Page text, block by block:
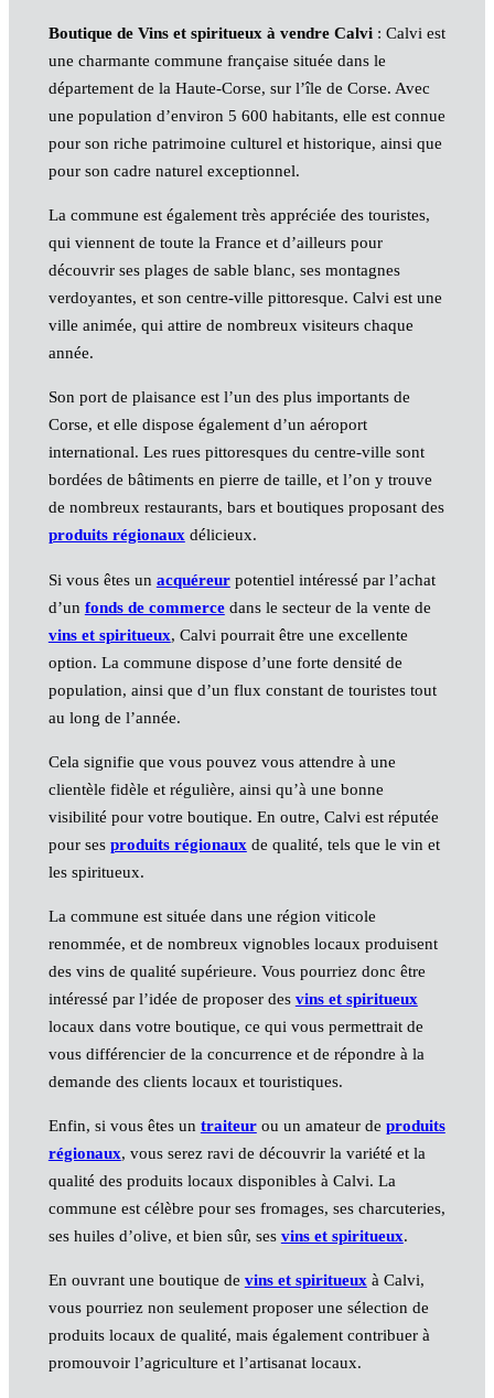
Boutique de Vins et spiritueux à vendre Calvi: Calvi est
une charmante commune française située dans le
département de la Haute-Corse, sur l’île de Corse. Avec
une population d’environ 5 600 habitants, elle est connue
pour son riche patrimoine culturel et historique, ainsi que
pour son cadre naturel exceptionnel.
La commune est également très appréciée des touristes,
qui viennent de toute la France et d’ailleurs pour
découvrir ses plages de sable blanc, ses montagnes
verdoyantes, et son centre-ville pittoresque. Calvi est une
ville animée, qui attire de nombreux visiteurs chaque
année.
Son port de plaisance est l’un des plus importants de
Corse, et elle dispose également d’un aéroport
international. Les rues pittoresques du centre-ville sont
bordées de bâtiments en pierre de taille, et l’on y trouve
de nombreux restaurants, bars et boutiques proposant des
produits régionauxdélicieux.
Si vous êtes un acquéreurpotentiel intéressé par l’achat
d’un fonds de commercedans le secteur de la vente de
vins et spiritueux, Calvi pourrait être une excellente
option. La commune dispose d’une forte densité de
population, ainsi que d’un flux constant de touristes tout
au long de l’année.
Cela signifie que vous pouvez vous attendre à une
clientèle fidèle et régulière, ainsi qu’à une bonne
visibilité pour votre boutique. En outre, Calvi est réputée
pour ses produits régionaux de qualité, tels que le vin et
les spiritueux.
La commune est située dans une région viticole
renommée, et de nombreux vignobles locaux produisent
des vins de qualité supérieure. Vous pourriez donc être
intéressé par l’idée de proposer des vins et spiritueux
locaux dans votre boutique, ce qui vous permettrait de
vous différencier de la concurrence et de répondre à la
demande des clients locaux et touristiques.
Enfin, si vous êtes un traiteurou un amateur de produits
régionaux, vous serez ravi de découvrir la variété et la
qualité des produits locaux disponibles à Calvi. La
commune est célèbre pour ses fromages, ses charcuteries,
ses huiles d’olive, et bien sûr, ses vins et spiritueux.
En ouvrant une boutique de vins et spiritueux à Calvi,
vous pourriez non seulement proposer une sélection de
produits locaux de qualité, mais également contribuer à
promouvoir l’agriculture et l’artisanat locaux.